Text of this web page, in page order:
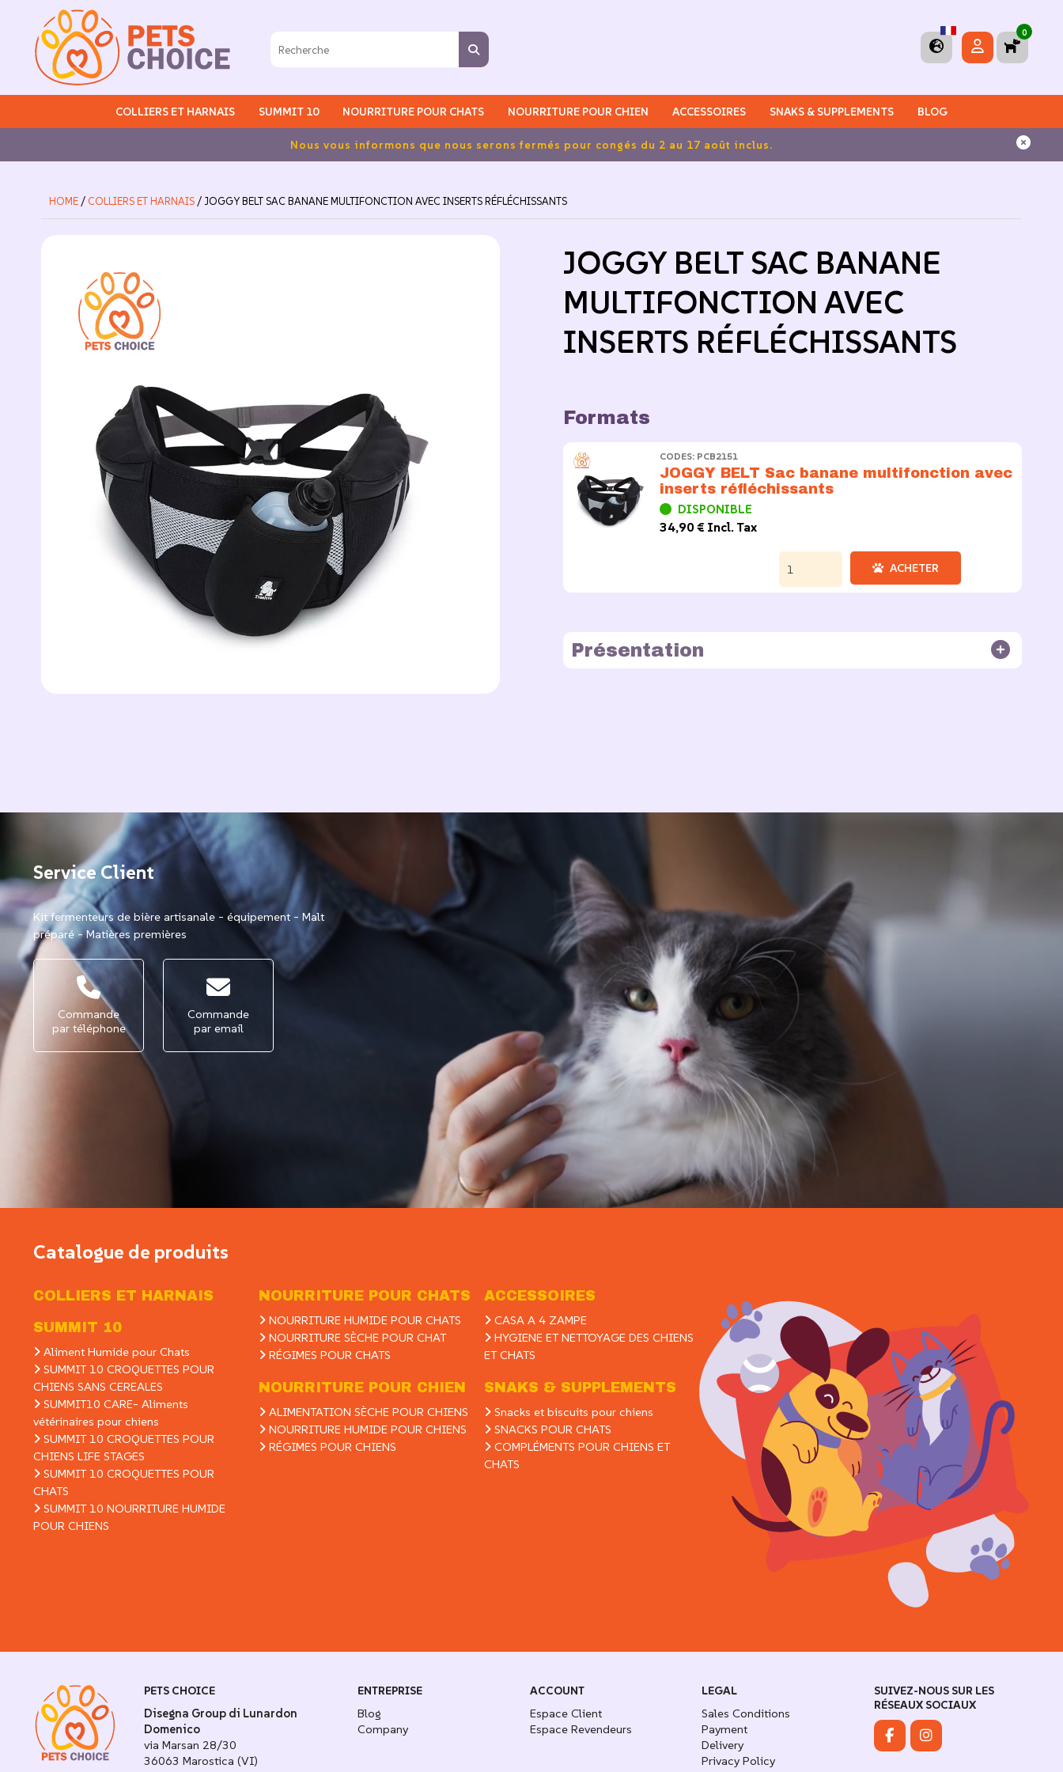
0
COLLIERS ET HARNAIS SUMMIT 10 NOURRITURE POUR CHATS NOURRITURE POUR CHIEN ACCESSOIRES SNAKS & SUPPLEMENTS BLOG
Nous vous informons que nous serons fermés pour congés du 2 au 17 août inclus.
HOME / COLLIERS ET HARNAIS / JOGGY BELT SAC BANANE MULTIFONCTION AVEC INSERTS RÉFLÉCHISSANTS
JOGGY BELT SAC BANANE
MULTIFONCTION AVEC
INSERTS RÉFLÉCHISSANTS
Formats
CODES: PCB2151
JOGGY BELT Sac banane multifonction avec
inserts réfléchissants
DISPONIBLE
34,90 € Incl. Tax
ACHETER
Présentation
Service Client
Kit fermenteurs de bière artisanale - équipement - Malt
préparé - Matières premières
Commande
par téléphone
Commande
par email
Catalogue de produits
COLLIERS ET HARNAIS
SUMMIT 10
Aliment Humide pour Chats
SUMMIT 10 CROQUETTES POUR
CHIENS SANS CEREALES
SUMMIT10 CARE- Aliments
vétérinaires pour chiens
SUMMIT 10 CROQUETTES POUR
CHIENS LIFE STAGES
SUMMIT 10 CROQUETTES POUR
CHATS
SUMMIT 10 NOURRITURE HUMIDE
POUR CHIENS
NOURRITURE POUR CHATS
NOURRITURE HUMIDE POUR CHATS
NOURRITURE SÈCHE POUR CHAT
RÉGIMES POUR CHATS
NOURRITURE POUR CHIEN
ALIMENTATION SÈCHE POUR CHIENS
NOURRITURE HUMIDE POUR CHIENS
RÉGIMES POUR CHIENS
ACCESSOIRES
CASA A 4 ZAMPE
HYGIENE ET NETTOYAGE DES CHIENS
ET CHATS
SNAKS & SUPPLEMENTS
Snacks et biscuits pour chiens
SNACKS POUR CHATS
COMPLÉMENTS POUR CHIENS ET
CHATS
PETS CHOICE
Disegna Group di Lunardon
Domenico
via Marsan 28/30
36063 Marostica (VI)
ENTREPRISE
Blog
Company
ACCOUNT
Espace Client
Espace Revendeurs
LEGAL
Sales Conditions
Payment
Delivery
Privacy Policy
SUIVEZ-NOUS SUR LES
RÉSEAUX SOCIAUX